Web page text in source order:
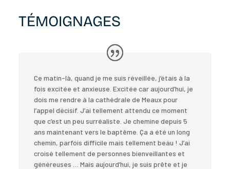
TÉMOIGNAGES
Ce matin-là, quand je me suis réveillée, j’étais à la
fois excitée et anxieuse. Excitée car aujourd’hui, je
dois me rendre à la cathédrale de Meaux pour
l’appel décisif. J’ai tellement attendu ce moment
que c’est un peu surréaliste. Je chemine depuis 5
ans maintenant vers le baptême. Ça a été un long
chemin, parfois difficile mais tellement beau ! J’ai
croisé tellement de personnes bienveillantes et
généreuses … Mais aujourd’hui, je suis prête et je